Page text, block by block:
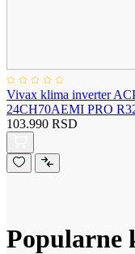
Vivax klima inverter
24CH70AEMI PRO
103.990 RSD
Popularne